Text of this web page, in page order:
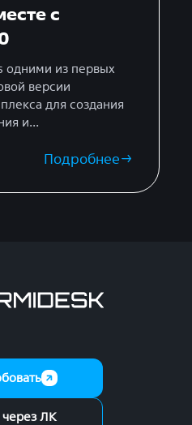
с
одними из первых
версии
для создания
и...
Подробнее
через ЛК